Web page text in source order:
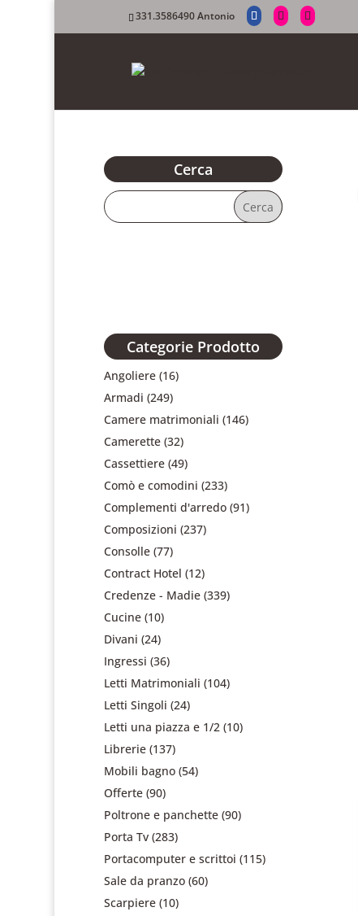
331.3586490 Antonio
Cerca
Categorie Prodotto
Angoliere (16)
Armadi (249)
Camere matrimoniali (146)
Camerette (32)
Cassettiere (49)
Comò e comodini (233)
Complementi d'arredo (91)
Composizioni (237)
Consolle (77)
Contract Hotel (12)
Credenze - Madie (339)
Cucine (10)
Divani (24)
Ingressi (36)
Letti Matrimoniali (104)
Letti Singoli (24)
Letti una piazza e 1/2 (10)
Librerie (137)
Mobili bagno (54)
Offerte (90)
Poltrone e panchette (90)
Porta Tv (283)
Portacomputer e scrittoi (115)
Sale da pranzo (60)
Scarpiere (10)